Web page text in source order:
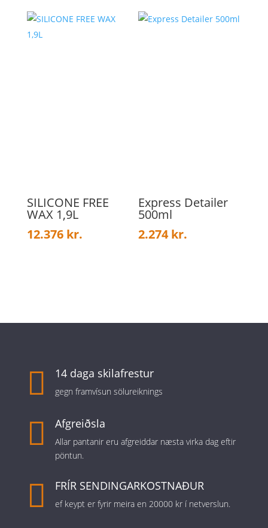
SILICONE FREE
WAX 1,9L
12.376 kr.
Express Detailer
500ml
2.274kr.
 14 daga skilafrestur
gegn framvísun sölureiknings
 Afgreiðsla
Allar pantanir eru afgreiddar næsta virka dag eftir
pöntun.
 FRÍR SENDINGARKOSTNAÐUR
ef keypt er fyrir meira en 20000 kr í netverslun.